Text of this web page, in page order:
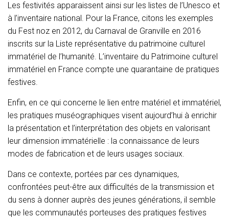
Les festivités apparaissent ainsi sur les listes de l’Unesco et
à l’inventaire national. Pour la France, citons les exemples
du Fest noz en 2012, du Carnaval de Granville en 2016
inscrits sur la Liste représentative du patrimoine culturel
immatériel de l’humanité. L’inventaire du Patrimoine culturel
immatériel en France compte une quarantaine de pratiques
festives.
Enfin, en ce qui concerne le lien entre matériel et immatériel,
les pratiques muséographiques visent aujourd’hui à enrichir
la présentation et l’interprétation des objets en valorisant
leur dimension immatérielle : la connaissance de leurs
modes de fabrication et de leurs usages sociaux.
Dans ce contexte, portées par ces dynamiques,
confrontées peut-être aux difficultés de la transmission et
du sens à donner auprès des jeunes générations, il semble
que les communautés porteuses des pratiques festives